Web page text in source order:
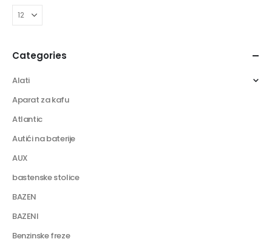
Categories
Alati
Aparat za kafu
Atlantic
Autići na baterije
AUX
bastenske stolice
BAZEN
BAZENI
Benzinske freze